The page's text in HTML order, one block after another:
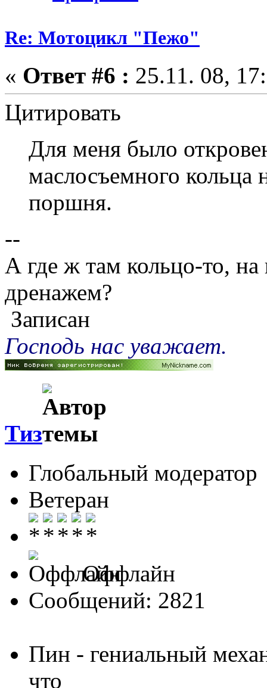
Re: Мотоцикл "Пежо"
« Ответ #6 : 25.11. 08,
Цитировать
Для меня было
маслосъемного
поршня.
--
А где ж там кольцо-то, на
дренажем?
Записан
Господь нас уважает.
Тиз
Глобальный модератор
Ветеран
Оффлайн
Сообщений: 2821
Пин - гениальный
что